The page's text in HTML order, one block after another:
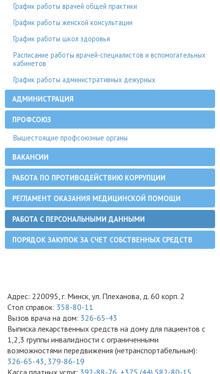
График работы врачей общей практики
График работы женской консультации
График работы школ здоровья
Расписание работы врачей-специалистов и вспомогательных
кабинетов
График работы административных дежурных
АДМИНИСТРАЦИЯ
ПРОФСОЮЗ
Вышестоящие профсоюзные органы
ВАКАНСИИ
РАБОТА ПО ПРОТИВОДЕЙСТВИЮ КОРРУПЦИИ
РЕГЛАМЕНТ ОКАЗАНИЯ МЕДИЦИНСКОЙ ПОМОЩИ
РАБОТА С ПЕРСОНАЛЬНЫМИ ДАННЫМИ
ПОРЯДОК ЗАКУПОК ЗА СЧЕТ СОБСТВЕННЫХ СРЕДСТВ
Адрес: 220095, г. Минск, ул. Плеханова, д. 60 корп. 2
Стол справок: 358-80-11
Вызов врача на дом: 326-65-43
Выписка лекарственных средств на дому для пациентов с
1,2,3 группы инвалидности с ограниченными
возможностями передвижения (нетранспортабельным):
326-65-43, 379-86-19
Касса платных услуг: 392-88-76 +375 (44) 582-80-15